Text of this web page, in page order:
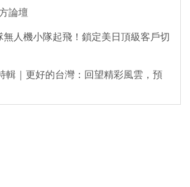
論壇
人機小隊起飛！鎖定美日頂級客戶切
輯｜更好的台灣：回望精彩風雲，預